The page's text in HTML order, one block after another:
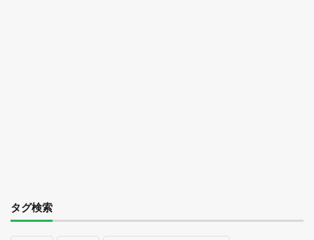
タグ検索